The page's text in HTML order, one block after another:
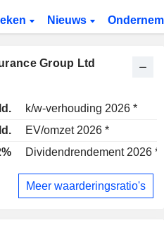
Nieuws
Group Ltd
k/w-verhouding 2026 *
EV/omzet 2026 *
Dividendrendement 2026 *
Meer waarderingsratio's